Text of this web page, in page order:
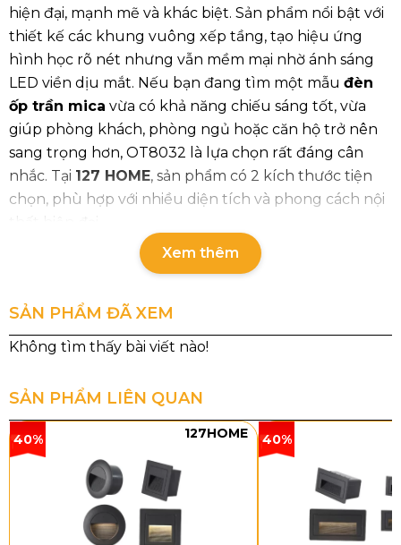
hiện đại, mạnh mẽ và khác biệt. Sản phẩm nổi bật với
thiết kế các khung vuông xếp tầng, tạo hiệu ứng
hình học rõ nét nhưng vẫn mềm mại nhờ ánh sáng
LED viền dịu mắt. Nếu bạn đang tìm một mẫu đèn
ốp trần mica vừa có khả năng chiếu sáng tốt, vừa
giúp phòng khách, phòng ngủ hoặc căn hộ trở nên
sang trọng hơn, OT8032 là lựa chọn rất đáng cân
nhắc. Tại 127 HOME, sản phẩm có 2 kích thước tiện
chọn, phù hợp với nhiều diện tích và phong cách nội
thất hiện đại.
Thông số chi tiết đèn ốp trần mica
Mã sản
phẩm
Loại
bóng
Công
suất
Chất
Kích
OT8032T5
LED
101W Mica
Ø600
OT8032T8
3 chế
độ
Ø950
H130
70
50
Xem thêm
SẢN PHẨM ĐÃ XEM
SẢN PHẨM LIÊN QUAN
40% 127HOME 40%